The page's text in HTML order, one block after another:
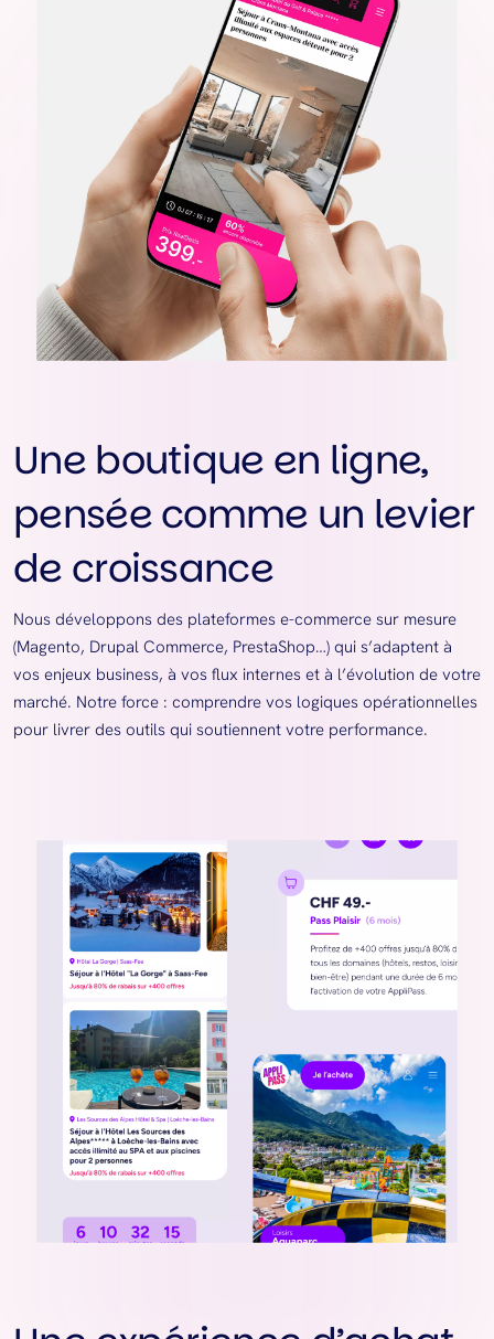
Une boutique en ligne,
pensée comme un levier
de croissance
Nous développons des plateformes e-commerce sur mesure
(Magento, Drupal Commerce, PrestaShop…) qui s’adaptent à
vos enjeux business, à vos flux internes et à l’évolution de votre
marché. Notre force : comprendre vos logiques opérationnelles
pour livrer des outils qui soutiennent votre performance.